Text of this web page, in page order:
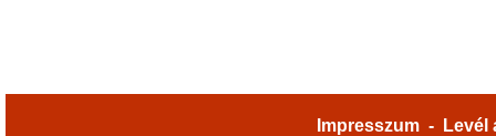
Impresszum -
Levél